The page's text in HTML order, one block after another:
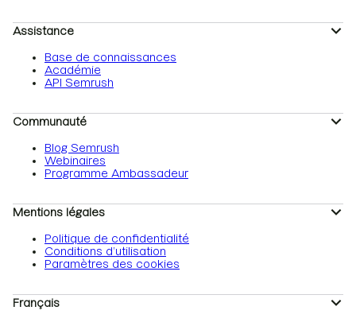
Assistance
Base de connaissances
Académie
API Semrush
Communauté
Blog Semrush
Webinaires
Programme Ambassadeur
Mentions légales
Politique de confidentialité
Conditions d’utilisation
Paramètres des cookies
Français